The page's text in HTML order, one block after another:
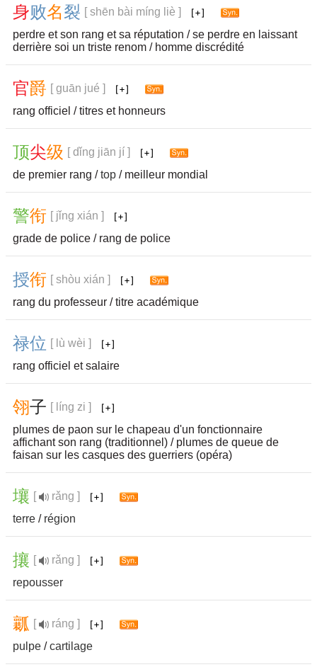
身败名裂 [ shēn bài míng liè ]
perdre et son rang et sa réputation / se perdre en laissant
derrière soi un triste renom / homme discrédité
官爵 [ guān jué ]
rang officiel / titres et honneurs
顶尖级 [ dǐng jiān jí ]
de premier rang /top / meilleur mondial
警衔 [ jǐng xián ]
grade de police / rang de police
授衔 [ shòu xián ]
rang du professeur / titre académique
禄位 [ lù wèi ]
rang officiel et salaire
翎子 [ líng zi ]
plumes de paon sur le chapeau d'un fonctionnaire
affichant son rang (traditionnel) / plumes de queue de
faisan sur les casques des guerriers (opéra)
壤 [
rǎng ]
terre / région
攘 [
rǎng ]
repousser
瓤 [
ráng ]
pulpe /cartilage